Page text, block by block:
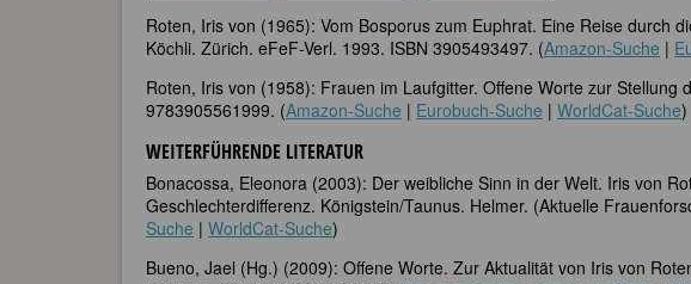
Roten, Iris von (1965): Vom Bosporus zum Euphrat. Eine Reise durch
Köchli. Zürich. eFeF-Verl. 1993. ISBN 3905493497. (Amazon-Suche |
Roten, Iris von (1958): Frauen im Laufgitter. Offene Worte zur Stellung
9783905561999. (Amazon-Suche | Eurobuch-Suche | WorldCat-Suche)
WEITERFÜHRENDE LITERATUR
Bonacossa, Eleonora (2003): Der weibliche Sinn in der Welt. Iris von
Geschlechterdifferenz. Königstein/Taunus. Helmer. (Aktuelle
Suche | WorldCat-Suche)
Bueno, Jael (Hg.) (2009): Offene Worte. Zur Aktualität von Iris von